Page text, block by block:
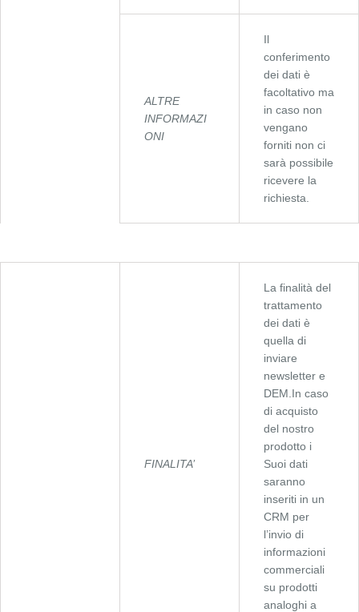
ALTRE
INFORMAZI
ONI
Il
conferimento
dei dati è
facoltativo ma
in caso non
vengano
forniti non ci
sarà possibile
ricevere la
richiesta.
FINALITA’
La finalità del
trattamento
dei dati è
quella di
inviare
newsletter e
DEM.In caso
di acquisto
del nostro
prodotto i
Suoi dati
saranno
inseriti in un
CRM per
l’invio di
informazioni
commerciali
su prodotti
analoghi a